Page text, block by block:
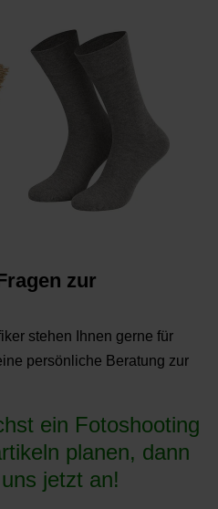
zur
stehen Ihnen gerne für
persönliche Beratung zur
ein Fotoshooting
planen, dann
jetzt an!